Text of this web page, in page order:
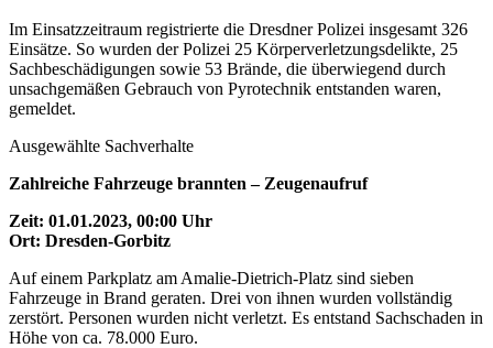
Im Einsatzzeitraum registrierte die Dresdner Polizei insgesamt 326
Einsätze. So wurden der Polizei 25 Körperverletzungsdelikte, 25
Sachbeschädigungen sowie 53 Brände, die überwiegend durch
unsachgemäßen Gebrauch von Pyrotechnik entstanden waren,
gemeldet.
Ausgewählte Sachverhalte
Zahlreiche Fahrzeuge brannten – Zeugenaufruf
Zeit: 01.01.2023, 00:00 Uhr
Ort: Dresden-Gorbitz
Auf einem Parkplatz am Amalie-Dietrich-Platz sind sieben
Fahrzeuge in Brand geraten. Drei von ihnen wurden vollständig
zerstört. Personen wurden nicht verletzt. Es entstand Sachschaden in
Höhe von ca. 78.000 Euro.